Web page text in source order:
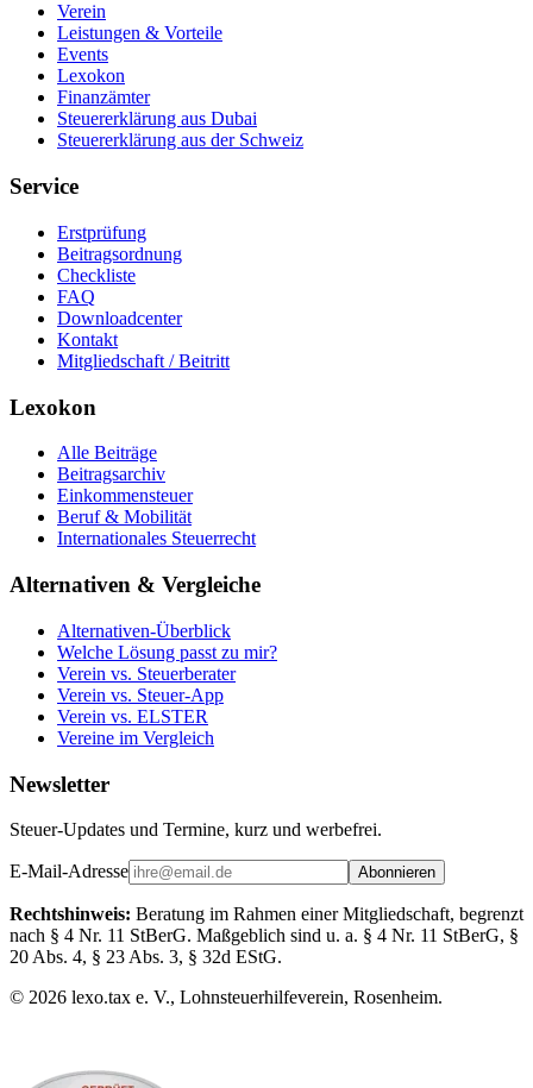
Verein
Leistungen & Vorteile
Events
Lexokon
Finanzämter
Steuererklärung aus Dubai
Steuererklärung aus der Schweiz
Service
Erstprüfung
Beitragsordnung
Checkliste
FAQ
Downloadcenter
Kontakt
Mitgliedschaft / Beitritt
Lexokon
Alle Beiträge
Beitragsarchiv
Einkommensteuer
Beruf & Mobilität
Internationales Steuerrecht
Alternativen & Vergleiche
Alternativen-Überblick
Welche Lösung passt zu mir?
Verein vs. Steuerberater
Verein vs. Steuer-App
Verein vs. ELSTER
Vereine im Vergleich
Newsletter
Steuer-Updates und Termine, kurz und werbefrei.
E-Mail-Adresse Abonnieren
Rechtshinweis: Beratung im Rahmen einer Mitgliedschaft, begrenzt
nach § 4 Nr. 11 StBerG. Maßgeblich sind u. a. § 4 Nr. 11 StBerG, §
20 Abs. 4, § 23 Abs. 3, § 32d EStG.
© 2026 lexo.tax e. V., Lohnsteuerhilfeverein, Rosenheim.